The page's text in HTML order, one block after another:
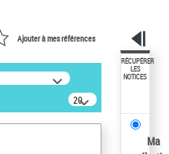
Ajouter à mes références
20
résultats/page
RÉCUPÉRER
LES
NOTICES
Ma